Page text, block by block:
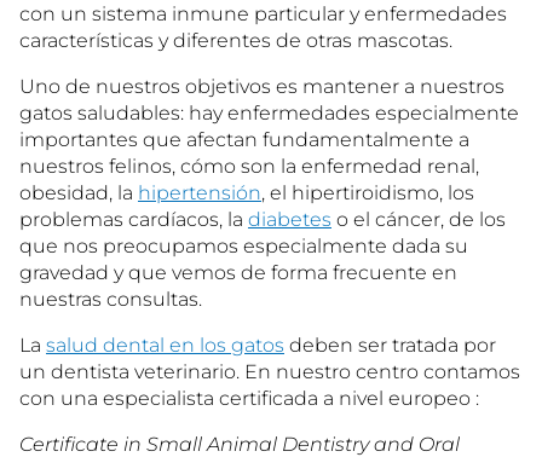
con un sistema inmune particular y enfermedades
características y diferentes de otras mascotas.
Uno de nuestros objetivos es mantener a nuestros
gatos saludables: hay enfermedades especialmente
importantes que afectan fundamentalmente a
nuestros felinos, cómo son la enfermedad renal,
obesidad, la hipertensión, el hipertiroidismo, los
problemas cardíacos, la diabetes o el cáncer, de los
que nos preocupamos especialmente dada su
gravedad y que vemos de forma frecuente en
nuestras consultas.
La salud dental en los gatos deben ser tratada por
un dentista veterinario. En nuestro centro contamos
con una especialista certificada a nivel europeo :
Certificate in Small Animal Dentistry and Oral